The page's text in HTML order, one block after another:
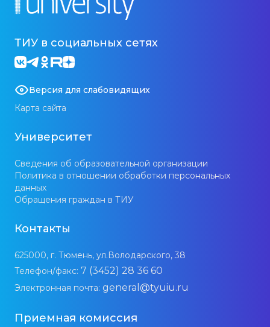
ТИУ в социальных сетях
Версия для слабовидящих
Карта сайта
Университет
Сведения об образовательной организации
Политика в отношении обработки персональных
данных
Обращения граждан в ТИУ
Контакты
625000, г. Тюмень, ул.Володарского, 38
Телефон/факс: 7 (3452) 28 36 60
Электронная почта: general@tyuiu.ru
Приемная комиссия